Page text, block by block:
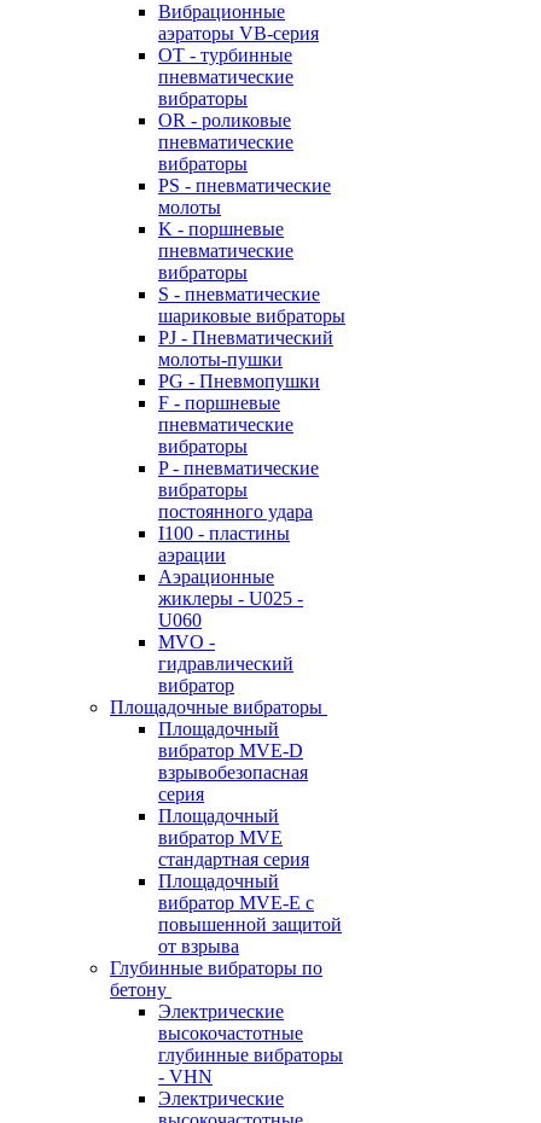
Вибрационные
аэраторы VB-серия
OT - турбинные
пневматические
вибраторы
OR - роликовые
пневматические
вибраторы
PS - пневматические
молоты
K - поршневые
пневматические
вибраторы
S - пневматические
шариковые вибраторы
PJ - Пневматический
молоты-пушки
PG - Пневмопушки
F - поршневые
пневматические
вибраторы
P - пневматические
вибраторы
постоянного удара
I100 - пластины
аэрации
Аэрационные
жиклеры - U025 -
U060
MVO -
гидравлический
вибратор
Площадочные вибраторы
Площадочный
вибратор MVE-D
взрывобезопасная
серия
Площадочный
вибратор MVE
стандартная серия
Площадочный
вибратор MVE-E с
повышенной защитой
от взрыва
Глубинные вибраторы по
бетону
Электрические
высокочастотные
глубинные вибраторы
- VHN
Электрические